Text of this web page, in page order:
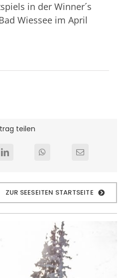
in der Winner´s
Wiessee im April
teilen
ZUR SEESEITEN STARTSEITE